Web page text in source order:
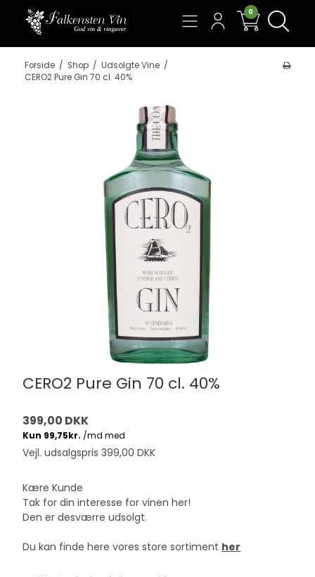
0
Forside / Shop / Udsolgte Vine /
CERO2 Pure Gin 70 cl. 40%
CERO2 Pure Gin 70 cl. 40%
399,00 DKK
Vejl. udsalgspris 399,00 DKK
Kære Kunde
Tak for din interesse for vinen her!
Den er desværre udsolgt.
Du kan finde here vores store sortiment her